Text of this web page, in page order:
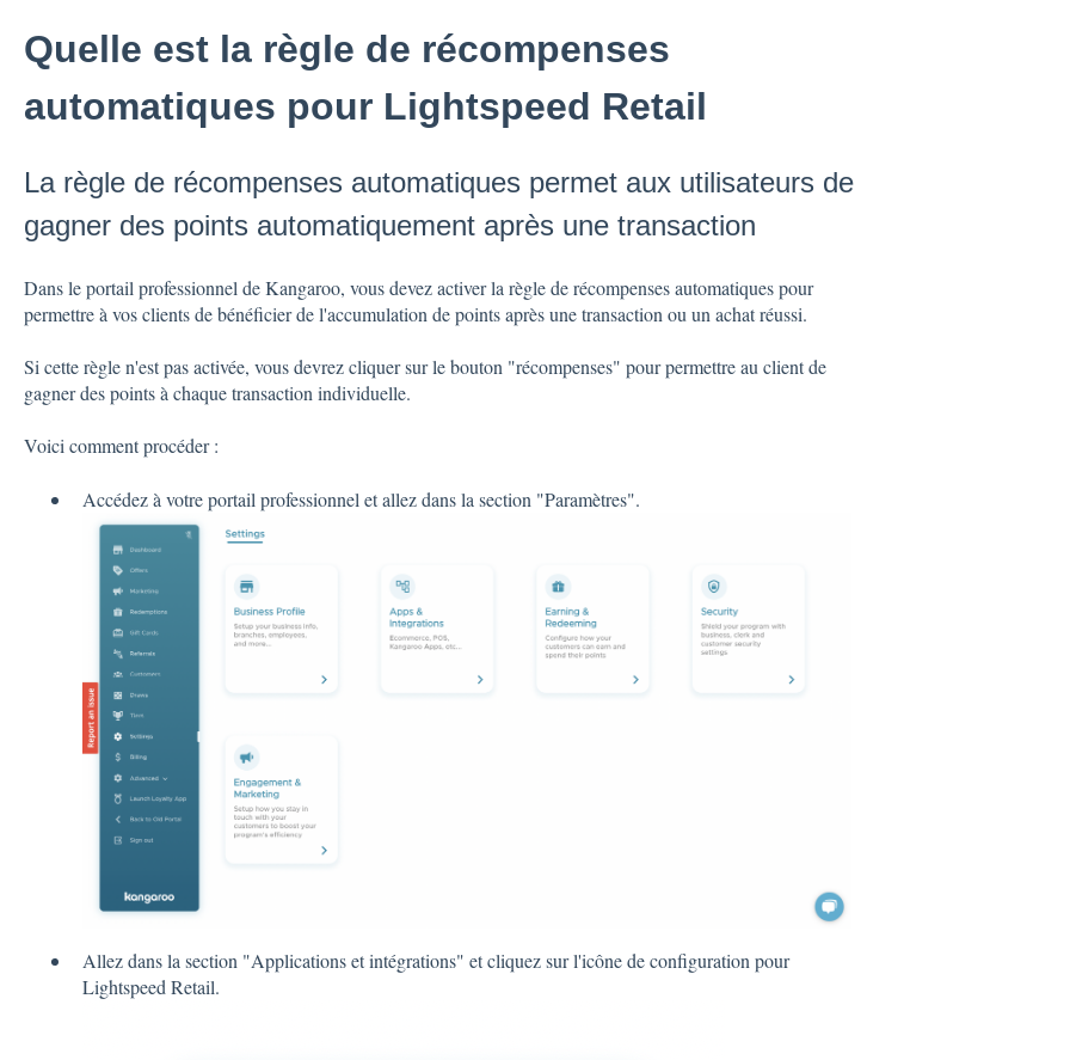
Quelle est la règle de récompenses
automatiques pour Lightspeed Retail
La règle de récompenses automatiques permet aux utilisateurs de
gagner des points automatiquement après une transaction
Dans le portail professionnel de Kangaroo, vous devez activer la règle de récompenses automatiques pour
permettre à vos clients de bénéficier de l'accumulation de points après une transaction ou un achat réussi.
Si cette règle n'est pas activée, vous devrez cliquer sur le bouton "récompenses" pour permettre au client de
gagner des points à chaque transaction individuelle.
Voici comment procéder :
Accédez à votre portail professionnel et allez dans la section "Paramètres".
Allez dans la section "Applications et intégrations" et cliquez sur l'icône de configuration pour
Lightspeed Retail.